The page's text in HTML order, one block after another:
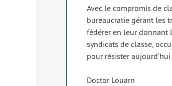
Avec le com­pro­mis de
bureau­cra­tie gérant les
fédé­rer en leur don­nant
syn­di­cats de classe,
pour résis­ter
Doctor Louarn